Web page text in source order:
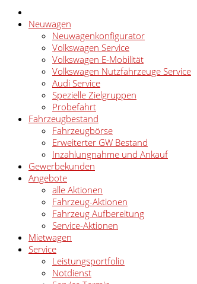
Neuwagen
Neuwagenkonfigurator
Volkswagen Service
Volkswagen E-Mobilität
Volkswagen Nutzfahrzeuge Service
Audi Service
Spezielle Zielgruppen
Probefahrt
Fahrzeugbestand
Fahrzeugbörse
Erweiterter GW Bestand
Inzahlungnahme und Ankauf
Gewerbekunden
Angebote
alle Aktionen
Fahrzeug-Aktionen
Fahrzeug Aufbereitung
Service-Aktionen
Mietwagen
Service
Leistungsportfolio
Notdienst